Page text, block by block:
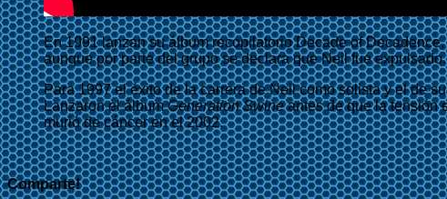
En 1991 lanzan su álbum recopilatorio Decade of
aunque por parte del grupo se declara que Neil fue
Para 1997 el éxito de la carrera de Neil como solista y el de
Lanzaron el álbumGeneration Swineantes de que la tensión
murió de cáncer en el 2002.
Comparte!